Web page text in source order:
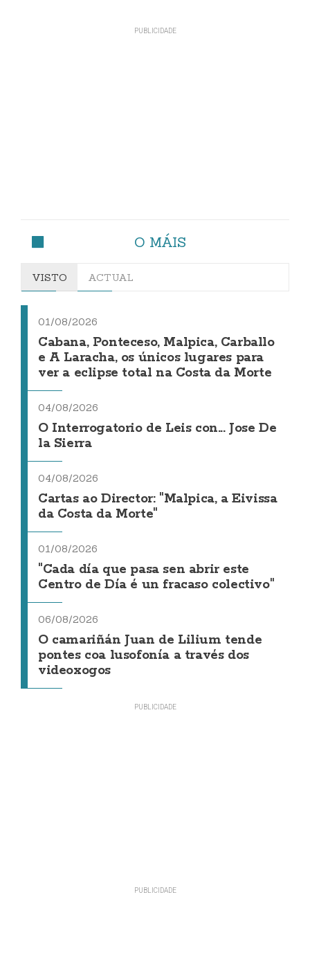
O MÁIS
VISTO ACTUAL
01/08/2026
Cabana, Ponteceso, Malpica, Carballo
e A Laracha, os únicos lugares para
ver a eclipse total na Costa da Morte
04/08/2026
O Interrogatorio de Leis con... Jose De
la Sierra
04/08/2026
Cartas ao Director: "Malpica, a Eivissa
da Costa da Morte"
01/08/2026
"Cada día que pasa sen abrir este
Centro de Día é un fracaso colectivo"
06/08/2026
O camariñán Juan de Lilium tende
pontes coa lusofonía a través dos
videoxogos